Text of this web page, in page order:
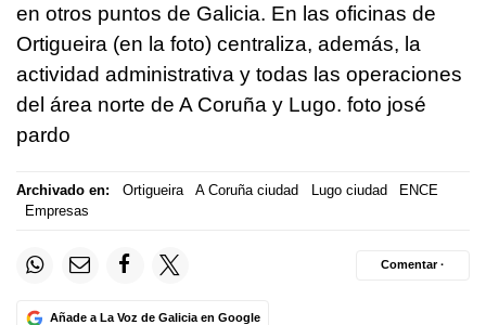
en otros puntos de Galicia. En las oficinas de
Ortigueira (en la foto) centraliza, además, la
actividad administrativa y todas las operaciones
del área norte de A Coruña y Lugo. foto josé
pardo
Archivado en: Ortigueira A Coruña ciudad Lugo ciudad
ENCE
Empresas
Añade a La Voz de Galicia en Google
Comentar ·